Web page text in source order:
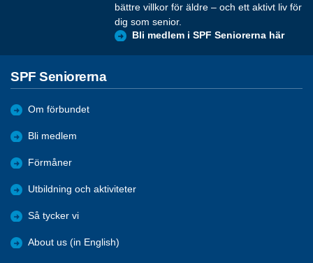
bättre villkor för äldre – och ett aktivt liv för
dig som senior.
Bli medlem i SPF Seniorerna här
SPF Seniorerna
Om förbundet
Bli medlem
Förmåner
Utbildning och aktiviteter
Så tycker vi
About us (in English)